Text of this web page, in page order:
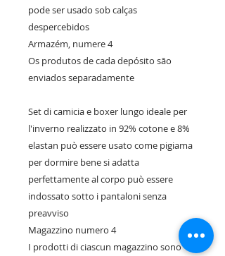
pode ser usado sob calças
despercebidos
Armazém, numere 4
Os produtos de cada depósito são
enviados separadamente
Set di camicia e boxer lungo ideale per
l'inverno realizzato in 92% cotone e 8%
elastan può essere usato come pigiama
per dormire bene si adatta
perfettamente al corpo può essere
indossato sotto i pantaloni senza
preavviso
Magazzino numero 4
I prodotti di ciascun magazzino sono